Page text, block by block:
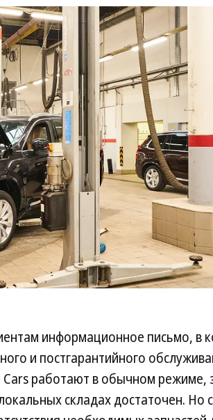
информационное письмо, в
и постгарантийного
Cars работают в обычном режиме,
складах достаточен. Но с